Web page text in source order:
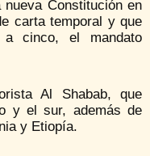
Constitución en
carta temporal y que
cinco, el mandato
Al Shabab, que
y el sur, además de
y Etiopía.